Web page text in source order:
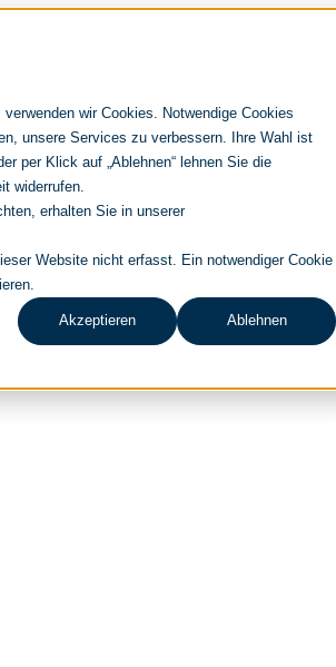
wir Cookies. Notwendige Cookies
unsere Services zu verbessern. Ihre Wahl ist
per Klick auf „Ablehnen“ lehnen Sie die
widerrufen.
erhalten Sie in unserer
Website nicht erfasst. Ein notwendiger Cookie
Akzeptieren Ablehnen